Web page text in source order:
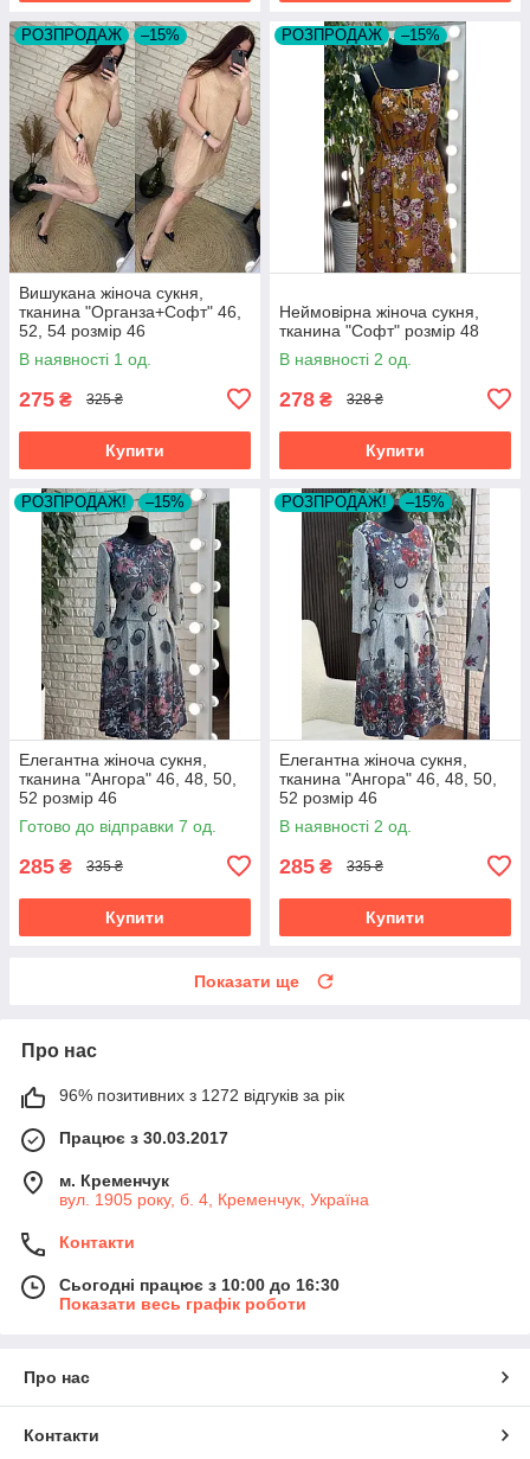
РОЗПРОДАЖ –15%
Вишукана жіноча сукня,
тканина "Органза+Софт" 46,
52, 54 розмір 46
В наявності 1 од.
275 ₴ 325 ₴
Купити
РОЗПРОДАЖ –15%
Неймовірна жіноча сукня,
тканина "Софт" розмір 48
В наявності 2 од.
278 ₴ 328 ₴
Купити
РОЗПРОДАЖ! –15%
Елегантна жіноча сукня,
тканина "Ангора" 46, 48, 50,
52 розмір 46
Готово до відправки 7 од.
285 ₴ 335 ₴
Купити
РОЗПРОДАЖ! –15%
Елегантна жіноча сукня,
тканина "Ангора" 46, 48, 50,
52 розмір 46
В наявності 2 од.
285 ₴ 335 ₴
Купити
Показати ще
Про нас
96% позитивних з 1272 відгуків за рік
Працює з 30.03.2017
м. Кременчук
вул. 1905 року, б. 4, Кременчук, Україна
Контакти
Сьогодні працює з 10:00 до 16:30
Показати весь графік роботи
Про нас
Контакти